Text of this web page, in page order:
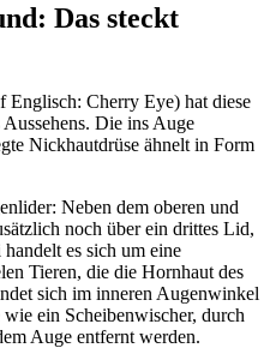
Das steckt
Englisch: Cherry Eye) hat diese
Die ins Auge
Nickhautdrüse ähnelt in Form
Neben dem oberen und
noch über ein drittes Lid,
es sich um eine
Tieren, die die Hornhaut des
sich im inneren Augenwinkel
ein Scheibenwischer, durch
Auge entfernt werden.